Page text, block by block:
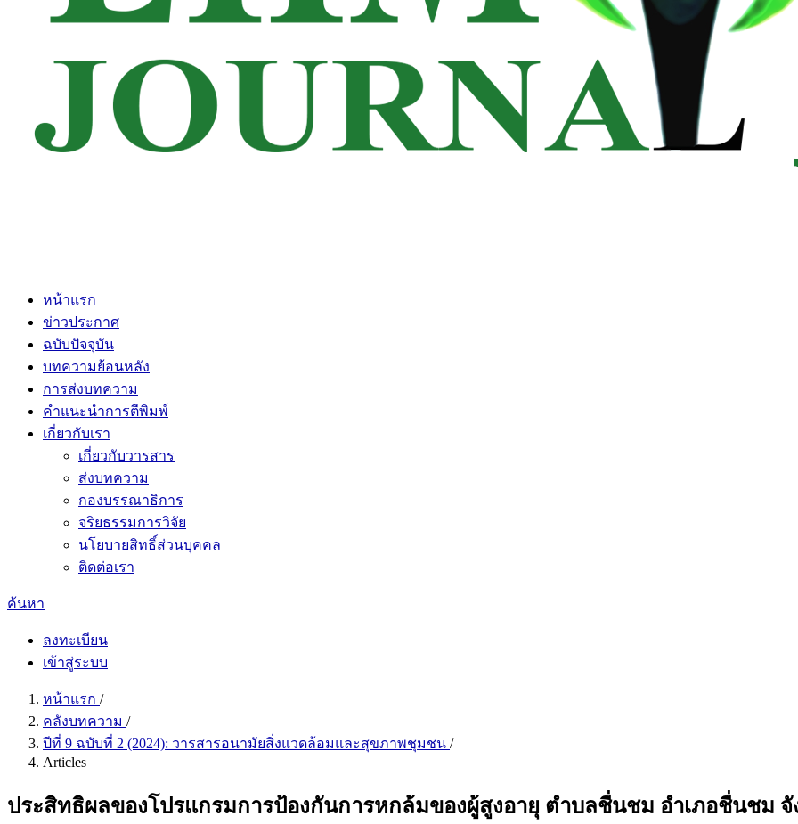
หน้าแรก
ข่าวประกาศ
ฉบับปัจจุบัน
บทความย้อนหลัง
การส่งบทความ
คำแนะนำการตีพิมพ์
เกี่ยวกับเรา
เกี่ยวกับวารสาร
ส่งบทความ
กองบรรณาธิการ
จริยธรรมการวิจัย
นโยบายสิทธิ์ส่วนบุคคล
ติดต่อเรา
ค้นหา
ลงทะเบียน
เข้าสู่ระบบ
หน้าแรก /
คลังบทความ /
ปีที่ 9 ฉบับที่ 2 (2024): วารสารอนามัยสิ่งแวดล้อมและสุขภาพชุมชน /
Articles
ประสิทธิผลของโปรแกรมการป้องกันการหกล้มของผู้สูงอายุ ตำบลชื่นชม อำเภอชื่นชม